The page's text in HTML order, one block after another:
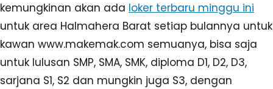
kemungkinan akan ada loker terbaru minggu ini
untuk area Halmahera Barat setiap bulannya untuk
kawan www.makemak.com semuanya, bisa saja
untuk lulusan SMP, SMA, SMK, diploma D1, D2, D3,
sarjana S1, S2 dan mungkin juga S3, dengan